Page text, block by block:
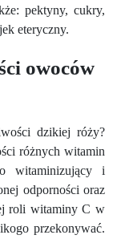
pektyny, cukry,
eteryczny.
owoców
dzikiej róży?
różnych witamin
witaminizujący i
odporności oraz
roli witaminy C w
przekonywać.